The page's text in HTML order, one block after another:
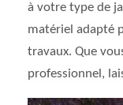
à votre type de
matériel adapté
travaux. Que
professionnel,